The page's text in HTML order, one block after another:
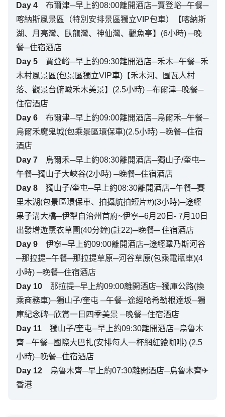
Day 4
布爾津─早上約08:00離開酒店─賈登峪─午餐─
喀納斯風景區（特別安排景區獨立VIP包車）【喀納斯
湖、月亮灣、臥龍灣、神仙灣、觀魚亭】(6小時) ─晚
餐─住宿酒店
Day 5
賈登峪─早上約09:30離開酒店─禾木─午餐─禾
木村風景區(包景區獨立VIP車)【禾木河、圖瓦人村
落、觀景台俯瞰禾木美景】(2.5小時) ─布爾津─晚餐─
住宿酒店
Day 6
布爾津─早上約09:00離開酒店─烏爾禾─午餐─
烏爾禾魔鬼城(包乘景區環保車)(2.5小時) ─晚餐─住宿
酒店
Day 7
烏爾禾─早上約08:30離開酒店─獨山子/奎屯─
午餐─獨山子大峽谷(2小時) ─晚餐─住宿酒店
Day 8
獨山子/奎屯─早上約08:30離開酒店─午餐─賽
里木湖(包景區環保車、拍攝航拍短片#)(3小時)─途經
果子溝大橋─伊犁自治州首府~伊寧─6月20日- 7月10日
出發增遊薰衣草園(40分鐘)(註22)─晚餐─ 住宿酒店
Day 9
伊寧─早上約09:00離開酒店─途經鞏乃斯河谷
─那拉提─午餐─那拉提草原─河谷草原(包乘電瓶車)(4
小時) ─晚餐─住宿酒店
Day 10
那拉提─早上約09:00離開酒店─獨庫公路(換
乘商務車)─獨山子/奎屯 ─午餐─途經哈希勒根達坂─獨
庫紀念碑─欣賞一日四季美景 ─晚餐─住宿酒店
Day 11
獨山子/奎屯─早上約09:30離開酒店─烏魯木
齊 ─午餐─國際大巴扎(安排每人一杯網紅饢咖啡) (2.5
小時)─晚餐─住宿酒店
Day 12
烏魯木齊─早上約07:30離開酒店─烏魯木齊✈
香港